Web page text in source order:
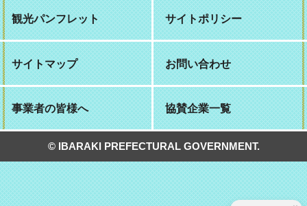
観光パンフレット サイトポリシー
サイトマップ お問い合わせ
事業者の皆様へ 協賛企業一覧
© IBARAKI PREFECTURAL GOVERNMENT.